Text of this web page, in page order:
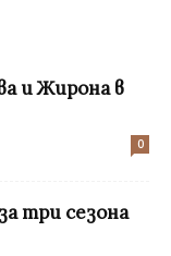
и Жирона в
0
три сезона